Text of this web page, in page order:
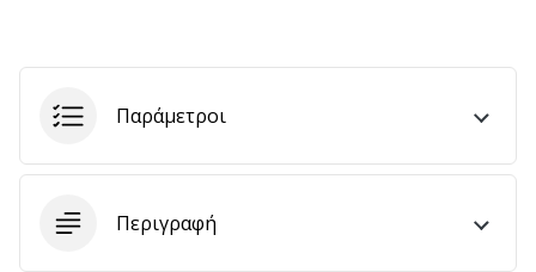
των
Παράμετροι
Περιγραφή